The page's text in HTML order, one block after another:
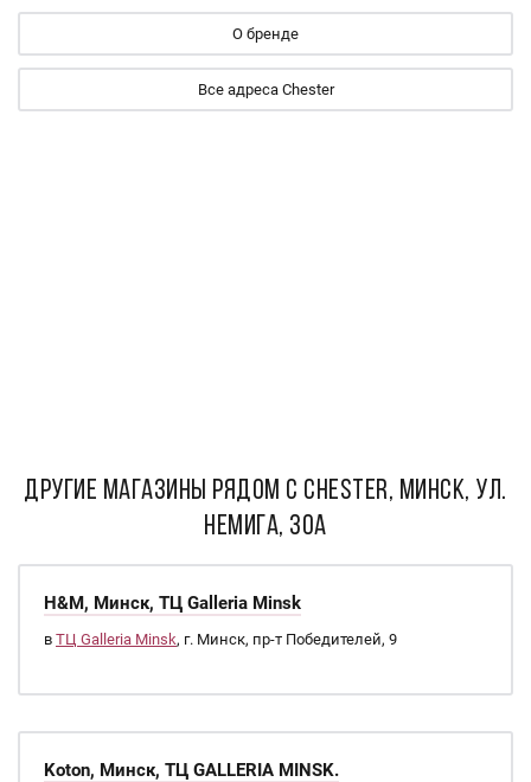
О бренде
Все адреса Chester
ДРУГИЕ МАГАЗИНЫ РЯДОМ С Chester, Минск, ул.
Немига, 30а
H&M, Минск, ТЦ Galleria Minsk
в ТЦ Galleria Minsk, г. Минск, пр-т Победителей, 9
Koton, Минск, ТЦ GALLERIA MINSK.